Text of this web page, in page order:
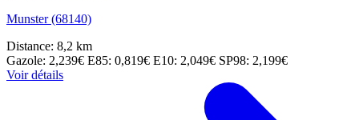
Munster (68140)
Distance: 8,2 km
Gazole: 2,239€ E85: 0,819€ E10: 2,049€ SP98: 2,199€
Voir détails